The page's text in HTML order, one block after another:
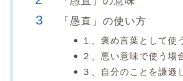
「愚直」の使い方
１、褒め言葉として使
２、悪い意味で使う場
３、自分のことを謙遜